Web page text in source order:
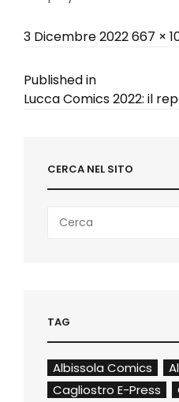
Posted
3 Dicembre 2022Full
667 ×
Navigazione
Published in
Lucca Comics 2022: il
CERCA NEL SITO
for:
TAG
Albissola Comics
Cagliostro E-Press